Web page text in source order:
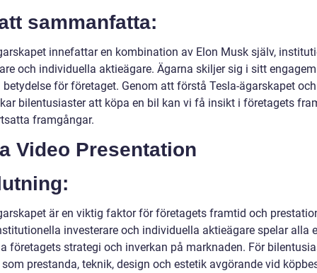
sammanfatta:
innefattar en kombination av Elon Musk själv,
och individuella aktieägare. Ägarna skiljer sig i sitt
för företaget. Genom att förstå Tesla-ägarskapet
bilentusiaster att köpa en bil kan vi få insikt i företagets
framgångar.
Video Presentation
är en viktig faktor för företagets framtid och
investerare och individuella aktieägare spelar alla
företagets strategi och inverkan på marknaden. För
prestanda, teknik, design och estetik avgörande vid